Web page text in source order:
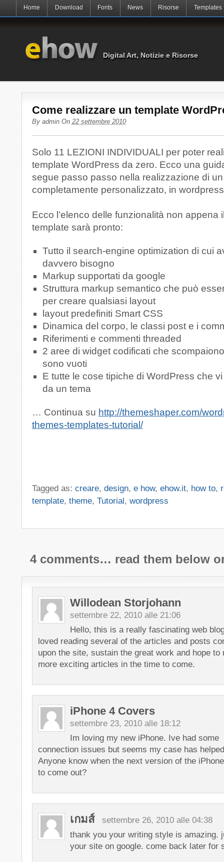
Home Download Fonts News Risorse Templates
Digital Art, Notizie e Risorse
Come realizzare un template
By adminOn 22 settembre 2010
Solo 11 LEZIONI INDIVIDUALI per poter
template WordPress da zero. Ecco una
segue passo passo nella realizzazione di
completamente personalizzato, in
Ecco l’elenco delle funzionalità non appena
template sarà pronto:
Tutto il search-engine optimization di cui
davvero bisogno
Markup supportati da google
Struttura markup semantico che può
per creare qualsiasi layout
layout predefiniti Smart CSS
Dinamica del corpo, le classi post e i
Riferimenti e commenti threaded
2 aree di widget codificati che
sono vuoti
E tutte le cose tipiche di WordPress che
da un tema
… Continua su http://themeshaper.com/
themes-templates-tutorial/
Tagged as: creare, design, e how, ehow.it, how to,
template, theme, Tutorial, wordpress
4comments… read them below
Willodean Storjohann
settembre 22, 2010 alle 21:06
Hello, this is a really fascinating web
loved reading several of the articles and posts
upon the site, sustain the great work and hope to
more exciting articles in the time to come.
iPhone 4 Covers
settembre 23, 2010 alle 18:12
Im loving my new iPhone. Ive had some
connection issues but seems my case has
Anyone know when the next version of the
to come out?
เกมส์
settembre 26, 2010 alle 04:38
thank you your writing style is amazing.
your site on google. come back later for